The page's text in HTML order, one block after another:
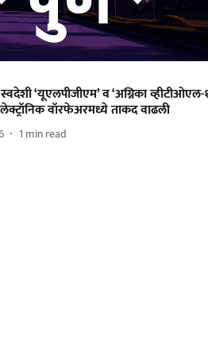
‘यूएलपीजीएम’ व ‘अग्निका व्हीटीओएल-
वॉरफेअरमध्ये ताकद वाढली
1 min read